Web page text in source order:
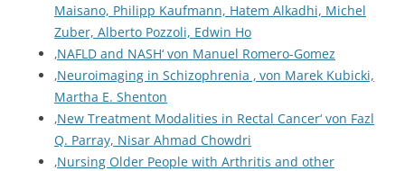
Maisano, Philipp Kaufmann, Hatem Alkadhi, Michel
Zuber, Alberto Pozzoli, Edwin Ho
‚NAFLD and NASH‘ von Manuel Romero-Gomez
‚Neuroimaging in Schizophrenia ‚ von Marek Kubicki,
Martha E. Shenton
‚New Treatment Modalities in Rectal Cancer‘ von Fazl
Q. Parray, Nisar Ahmad Chowdri
‚Nursing Older People with Arthritis and other